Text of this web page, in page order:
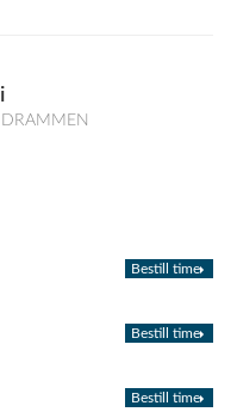
Bestill time
Bestill time
Bestill time